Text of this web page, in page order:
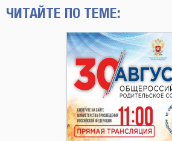
ЧИТАЙТЕ ПО ТЕМЕ: